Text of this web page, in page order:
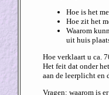
Hoe is het
Hoe zit het
Waarom
uit huis
Hoe verklaart u ca.
Het feit dat onder
aan de leerplicht en
Vragen: waarom is